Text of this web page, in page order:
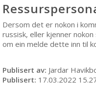
Dersom det er nokon i
russisk, eller kjenner
om ein melde dette inn til
Publisert av Jardar
Publisert 17.03.2022